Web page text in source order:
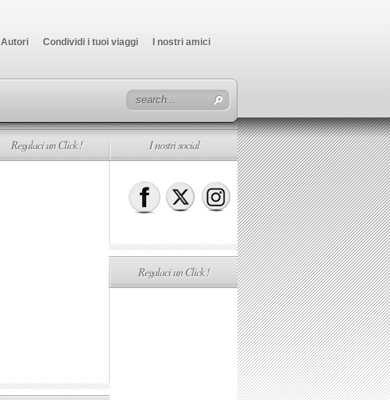
Autori Condividi i tuoi viaggi I nostri amici
Regalaci un Click ! I nostri social
Regalaci un Click !